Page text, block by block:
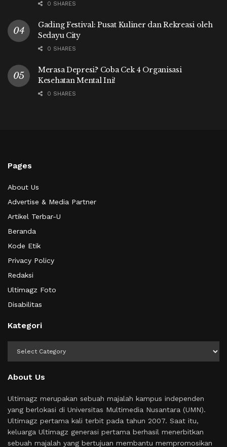
0 SHARES
Gading Festival: Pusat Kuliner dan Rekreasi oleh
Sedayu City
0 SHARES
Merasa Depresi? Coba Cek 4 Organisasi
Kesehatan Mental Ini!
0 SHARES
Pages
About Us
Advertise & Media Partner
Artikel Terbar-U
Beranda
Kode Etik
Privacy Policy
Redaksi
Ultimagz Foto
Disabilitas
Kategori
About Us
Ultimagz merupakan sebuah majalah kampus independen
yang berlokasi di Universitas Multimedia Nusantara (UMN).
Ultimagz pertama kali terbit pada tahun 2007. Saat itu,
keluarga Ultimagz generasi pertama berhasil menerbitkan
sebuah majalah yang bertujuan membantu mempromosikan